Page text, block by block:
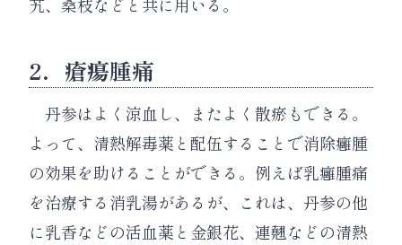
艽、桑枝などと共に用いる。
2．瘡瘍腫痛
丹参はよく涼血し、またよく散瘀もできる。
よって、清熱解毒薬と配伍することで消除癰腫
の効果を助けることができる。例えば乳癰腫痛
を治療する消乳湯があるが、これは、丹参の他
に乳香などの活血薬と金銀花、連翹などの清熱